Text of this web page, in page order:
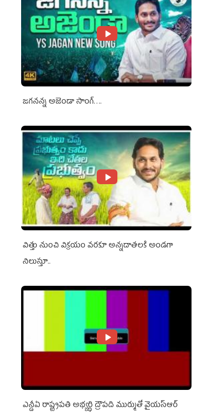
జగనన్న అజెండా సాంగ్….
విత్తు నుంచి విక్రయం వరకూ అన్నదాతలకి అండగా
నిలుస్తూ..
ఎన్డీఏ రాష్ట్ర‌ప‌తి అభ్య‌ర్థి ద్రౌప‌ది ముర్ముతో వైయ‌స్ఆర్